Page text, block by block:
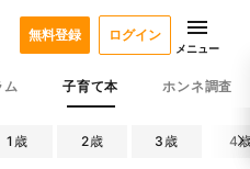
ム 子育て本 ホンネ調査
無料登録 ログイン
メニュー
1歳 2歳 3歳 4